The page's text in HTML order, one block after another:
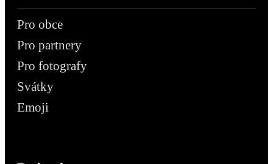
Pro obce
Pro partnery
Pro fotografy
Svátky
Emoji